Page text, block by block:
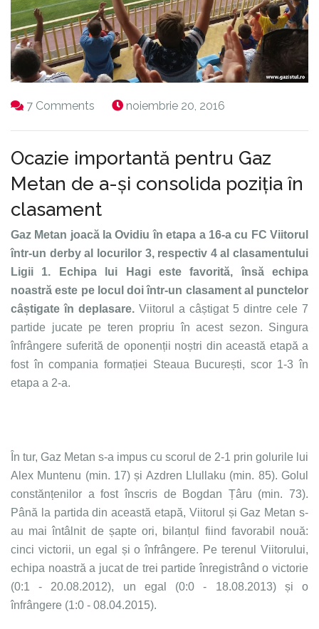
7 Comments noiembrie 20, 2016
Ocazie importantă pentru Gaz
Metan de a-și consolida poziția în
clasament
Gaz Metan joacă la Ovidiu în etapa a 16-a cu FC Viitorul
într-un derby al locurilor 3, respectiv 4 al clasamentului
Ligii 1. Echipa lui Hagi este favorită, însă echipa
noastră este pe locul doi într-un clasament al punctelor
câștigate în deplasare. Viitorul a câștigat 5 dintre cele 7
partide jucate pe teren propriu în acest sezon. Singura
înfrângere suferită de oponenții noștri din această etapă a
fost în compania formației Steaua București, scor 1-3 în
etapa a 2-a.
În tur, Gaz Metan s-a impus cu scorul de 2-1 prin golurile lui
Alex Muntenu (min. 17) și Azdren Llullaku (min. 85). Golul
constănțenilor a fost înscris de Bogdan Țâru (min. 73).
Până la partida din această etapă, Viitorul și Gaz Metan s-
au mai întâlnit de șapte ori, bilanțul fiind favorabil nouă:
cinci victorii, un egal și o înfrângere. Pe terenul Viitorului,
echipa noastră a jucat de trei partide înregistrând o victorie
(0:1 - 20.08.2012), un egal (0:0 - 18.08.2013) și o
înfrângere (1:0 - 08.04.2015).